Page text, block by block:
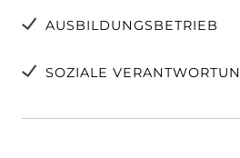
AUSBILDUNGSBETRIEB
SOZIALE